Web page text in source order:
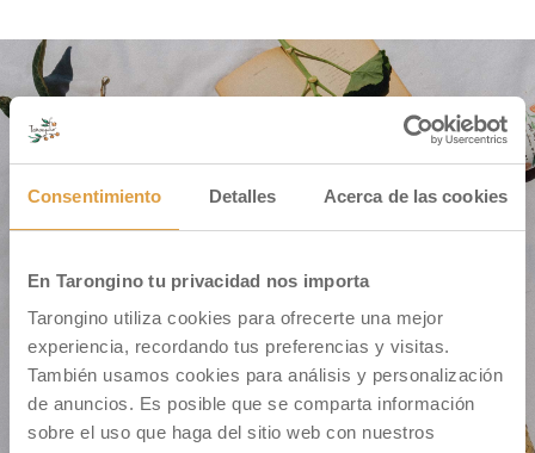
Consentimiento Detalles Acerca de las cookies
En Tarongino tu privacidad nos importa
Tarongino utiliza cookies para ofrecerte una mejor
experiencia, recordando tus preferencias y visitas.
También usamos cookies para análisis y personalización
de anuncios. Es posible que se comparta información
sobre el uso que haga del sitio web con nuestros
Cm. Montiver S/N – Pol. 31 Parc. 335
46500 Sagunto (VALENCIA)